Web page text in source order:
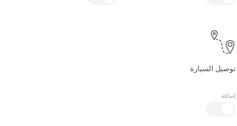
توصيل السيارة
إضافة